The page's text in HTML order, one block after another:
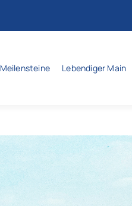
Meilensteine Lebendiger Main